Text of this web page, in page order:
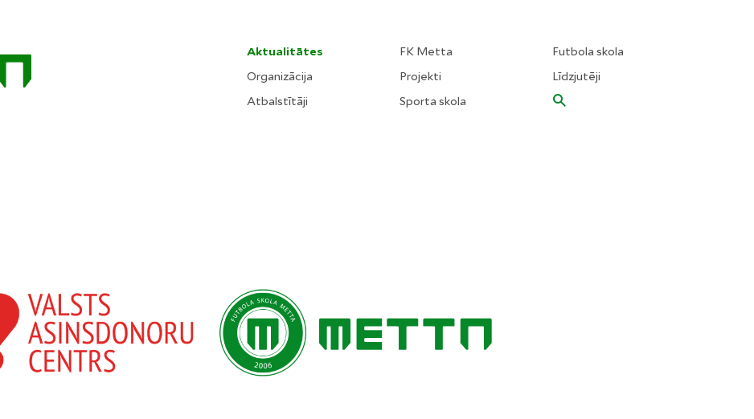
Aktualitātes
Organizācija
Atbalstītāji
FK Metta
Projekti
Sporta skola
Futbola skola
Līdzjutēji